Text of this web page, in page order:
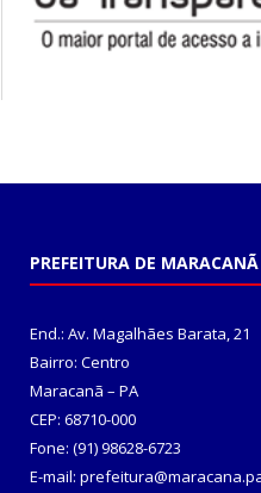
PREFEITURA DE MARACANÃ
End.: Av. Magalhães Barata, 21
Bairro: Centro
Maracanã – PA
CEP: 68710-000
Fone: (91) 98628-6723
E-mail: